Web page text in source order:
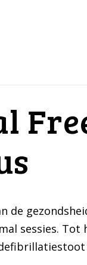
de
sessies.